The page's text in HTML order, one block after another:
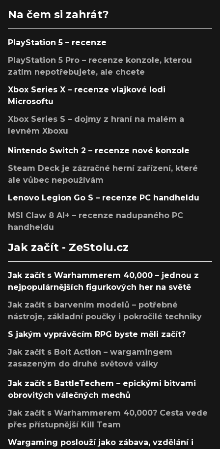
Na čem si zahrát?
PlayStation 5 – recenze
PlayStation 5 Pro – recenze konzole, kterou
zatím nepotřebujete, ale chcete
Xbox Series X – recenze vlajkové lodi
Microsoftu
Xbox Series S – dojmy z hraní na malém a
levném Xboxu
Nintendo Switch 2 – recenze nové konzole
Steam Deck je zázračné herní zařízení, které
ale vůbec nepoužívám
Lenovo Legion Go S – recenze PC handheldu
MSI Claw 8 AI+ – recenze nadupaného PC
handheldu
Jak začít - ZeStolu.cz
Jak začít s Warhammerem 40,000 – jednou z
nejpopulárnějších figurkových her na světě
Jak začít s barvením modelů – potřebné
nástroje, základní poučky i pokročilé techniky
S jakým vyprávěcím RPG byste měli začít?
Jak začít s Bolt Action – wargamingem
zasazeným do druhé světové války
Jak začít s BattleTechem – epickými bitvami
obrovitých válečných mechů
Jak začít s Warhammerem 40,000? Cesta vede
přes přístupnější Kill Team
Wargaming poslouží jako zábava, vzdělání i